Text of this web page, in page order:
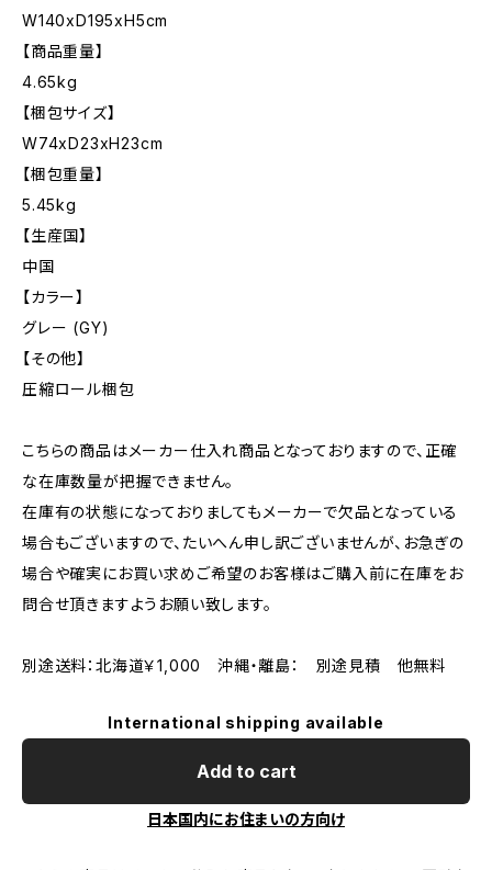
W140xD195xH5cm
【商品重量】
4.65kg
【梱包サイズ】
W74xD23xH23cm
【梱包重量】
5.45kg
【生産国】
中国
【カラー】
グレー (GY)
【その他】
圧縮ロール梱包
こちらの商品はメーカー仕入れ商品となっておりますので、正確
な在庫数量が把握できません。
在庫有の状態になっておりましてもメーカーで欠品となっている
場合もございますので、たいへん申し訳ございませんが、お急ぎの
場合や確実にお買い求めご希望のお客様はご購入前に在庫をお
問合せ頂きますようお願い致します。
別途送料：北海道￥1,000 沖縄・離島： 別途見積 他無料
International shipping available
Add to cart
日本国内にお住まいの方向け